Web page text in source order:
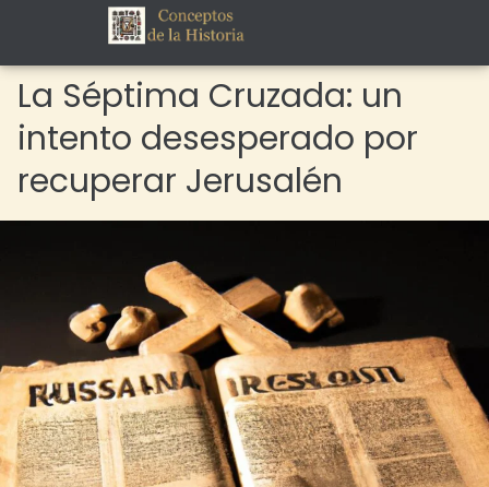
La Séptima Cruzada: un
intento desesperado por
recuperar Jerusalén